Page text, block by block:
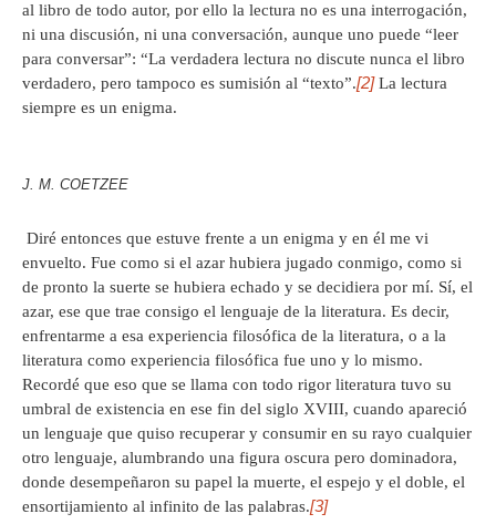
al libro de todo autor, por ello la lectura no es una interrogación,
ni una discusión, ni una conversación, aunque uno puede “leer
para conversar”: “La verdadera lectura no discute nunca el libro
verdadero, pero tampoco es sumisión al “texto”.[2]La lectura
siempre es un enigma.
J. M. COETZEE
Diré entonces que estuve frente a un enigma y en él me vi
envuelto. Fue como si el azar hubiera jugado conmigo, como si
de pronto la suerte se hubiera echado y se decidiera por mí. Sí, el
azar, ese que trae consigo el lenguaje de la literatura. Es decir,
enfrentarme a esa experiencia filosófica de la literatura, o a la
literatura como experiencia filosófica fue uno y lo mismo.
Recordé que eso que se llama con todo rigor literatura tuvo su
umbral de existencia en ese fin del siglo XVIII, cuando apareció
un lenguaje que quiso recuperar y consumir en su rayo cualquier
otro lenguaje, alumbrando una figura oscura pero dominadora,
donde desempeñaron su papel la muerte, el espejo y el doble, el
ensortijamiento al infinito de las palabras.[3]